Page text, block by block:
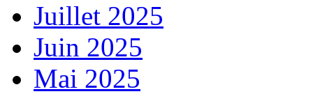
Juillet 2025
Juin 2025
Mai 2025